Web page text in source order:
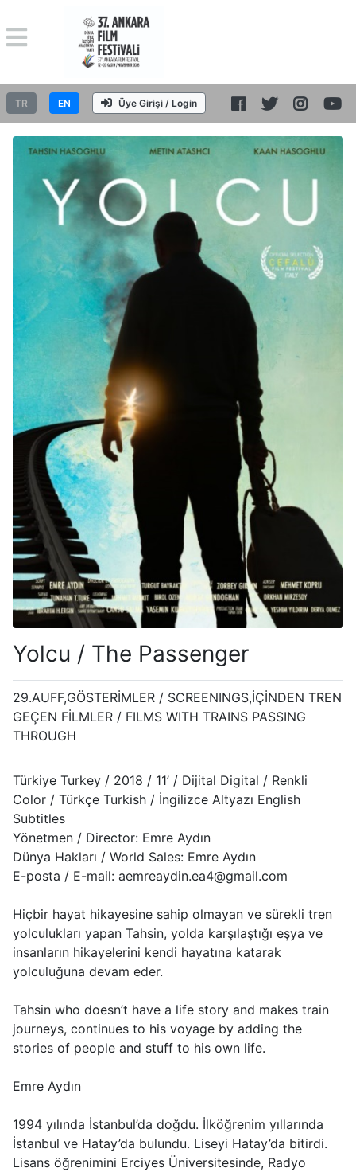
TR EN Üye Girişi / Login
Yolcu / The Passenger
29.AUFF,GÖSTERİMLER / SCREENINGS,İÇİNDEN TREN
GEÇEN FİLMLER / FILMS WITH TRAINS PASSING
THROUGH
Türkiye Turkey / 2018 / 11’ / Dijital Digital / Renkli
Color / Türkçe Turkish / İngilizce Altyazı English
Subtitles
Yönetmen / Director: Emre Aydın
Dünya Hakları / World Sales: Emre Aydın
E-posta / E-mail: aemreaydin.ea4@gmail.com
Hiçbir hayat hikayesine sahip olmayan ve sürekli tren
yolculukları yapan Tahsin, yolda karşılaştığı eşya ve
insanların hikayelerini kendi hayatına katarak
yolculuğuna devam eder.
Tahsin who doesn’t have a life story and makes train
journeys, continues to his voyage by adding the
stories of people and stuff to his own life.
Emre Aydın
1994 yılında İstanbul’da doğdu. İlköğrenim yıllarında
İstanbul ve Hatay’da bulundu. Liseyi Hatay’da bitirdi.
Lisans öğrenimini Erciyes Üniversitesinde, Radyo